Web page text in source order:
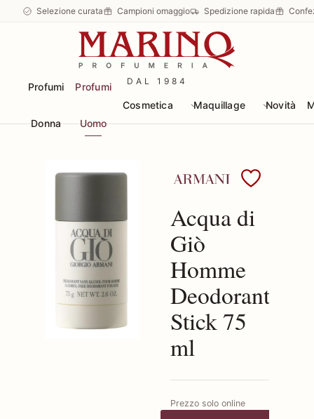
Selezione curata Campioni omaggio Spedizione rapida
DAL 1984
Profumi
Donna
Profumi
Uomo
Cosmetica Maquillage Novità
Scopri i prodotti
Acqua di
Giò
Homme
Deodorante
Stick 75
ml
Prezzo solo online